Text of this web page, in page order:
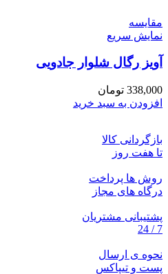
مقايسه
نمایش سریع
آویز رگال شلوار جادویی
338,000 تومان
افزودن به سبد خرید
بازگردانی کالا
تا هفت روز
روش ها پرداخت
درگاه های مجاز
پشتیبانی مشتریان
7 / 24
نحوه ی ارسال
پست و تیپاکس